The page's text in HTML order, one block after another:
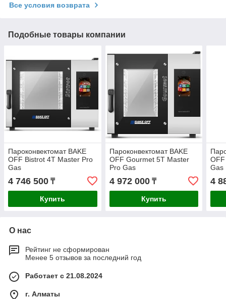
Все условия возврата
Подобные товары компании
Пароконвектомат BAKE
OFF Bistrot 4T Master Pro
Gas
4 746 500 ₸
Купить
Пароконвектомат BAKE
OFF Gourmet 5T Master
Pro Gas
4 972 000₸
Купить
Gas
4
О нас
Рейтинг не сформирован
Менее 5 отзывов за последний год
Работает с 21.08.2024
г. Алматы